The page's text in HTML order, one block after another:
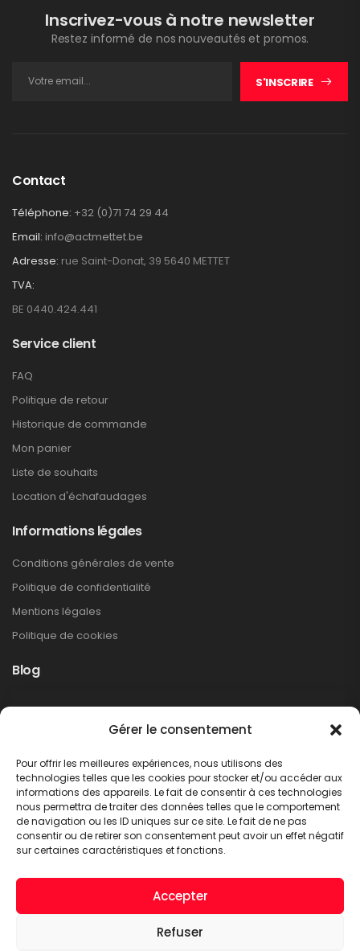
Gérer le consentement
Pour offrir les meilleures expériences, nous utilisons des
technologies telles que les cookies pour stocker et/ou accéder aux
informations des appareils. Le fait de consentir à ces technologies
nous permettra de traiter des données telles que le comportement
de navigation ou les ID uniques sur ce site. Le fait de ne pas
consentir ou de retirer son consentement peut avoir un effet négatif
sur certaines caractéristiques et fonctions.
Accepter
Refuser
Inscrivez-vous à notre newsletter
Restez informé de nos nouveautés et promos.
S'INSCRIRE
Contact
Téléphone: +32 (0)71 74 29 44
Email: info@actmettet.be
Adresse: rue Saint-Donat, 39 5640 METTET
TVA:
BE 0440.424.441
Service client
FAQ
Politique de retour
Historique de commande
Mon panier
Liste de souhaits
Location d'échafaudages
Informations légales
Conditions générales de vente
Politique de confidentialité
Mentions légales
Politique de cookies
Blog
Non classé
LIRE PLUS